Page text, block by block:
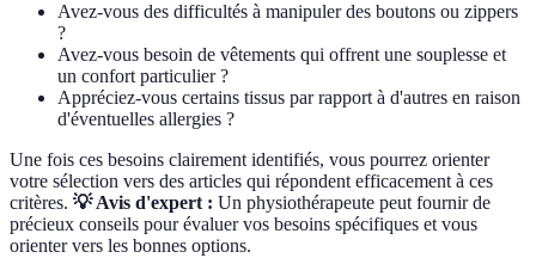
Avez-vous des difficultés à manipuler des boutons ou zippers
?
Avez-vous besoin de vêtements qui offrent une souplesse et
un confort particulier ?
Appréciez-vous certains tissus par rapport à d'autres en raison
d'éventuelles allergies ?
Une fois ces besoins clairement identifiés, vous pourrez orienter
votre sélection vers des articles qui répondent efficacement à ces
critères. 💡 Avis d'expert : Un physiothérapeute peut fournir de
précieux conseils pour évaluer vos besoins spécifiques et vous
orienter vers les bonnes options.